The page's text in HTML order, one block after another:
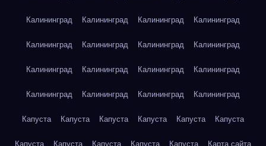
Калининград Калининград Калининград Калининград
Калининград Калининград Калининград Калининград
Калининград Калининград Калининград Калининград
Калининград Калининград Калининград Калининград
Капуста Капуста Капуста Капуста Капуста Капуста
Капуста Капуста Капуста Капуста Капуста Карта сайта